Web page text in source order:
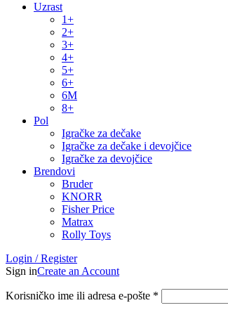
Uzrast
1+
2+
3+
4+
5+
6+
6M
8+
Pol
Igračke za dečake
Igračke za dečake i devojčice
Igračke za devojčice
Brendovi
Bruder
KNORR
Fisher Price
Matrax
Rolly Toys
Login / Register
Sign inCreate an Account
Korisničko ime ili adresa e-pošte *